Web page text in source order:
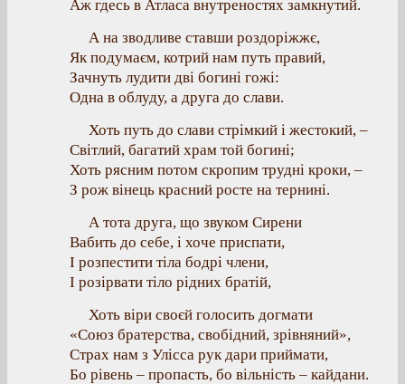
Аж гдесь в Атласа внутреностях замкнутий.
А на зводливе ставши роздоріжжє,
Як подумаєм, котрий нам путь правий,
Зачнуть лудити дві богині гожі:
Одна в облуду, а друга до слави.
Хоть путь до слави стрімкий і жестокий, –
Світлий, багатий храм той богині;
Хоть рясним потом скропим трудні кроки, –
З рож вінець красний росте на тернині.
А тота друга, що звуком Сирени
Вабить до себе, і хоче приспати,
І розпестити тіла бодрі члени,
І розірвати тіло рідних братій,
Хоть віри своєй голосить догмати
«Союз братерства, свобідний, зрівняний»,
Страх нам з Улісса рук дари приймати,
Бо рівень – пропасть, бо вільність – кайдани.